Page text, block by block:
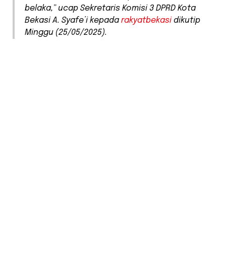
belaka,”ucap Sekretaris Komisi 3 DPRD Kota
Bekasi A. Syafe’i kepada rakyatbekasi dikutip
Minggu (25/05/2025).